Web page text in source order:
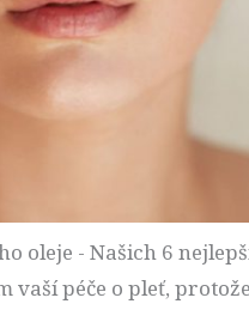
oleje - Našich 6
vaší péče o pleť,